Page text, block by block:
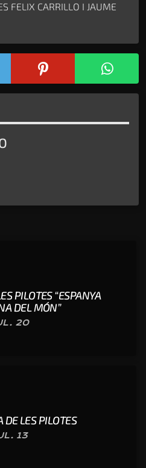
FELIX CARRILLO I JAUME
PILOTES “ESPANYA
DEL MÓN”
20
DE LES PILOTES
13